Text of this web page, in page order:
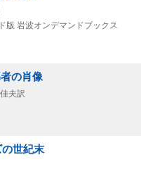
版 岩波オンデマンドブックス
の肖像
夫訳
世紀末